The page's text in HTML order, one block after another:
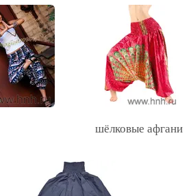
шёлковые афгани